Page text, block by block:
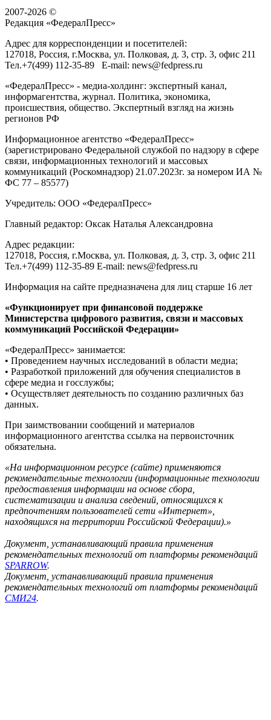
2007-2026 ©
Редакция «ФедералПресс»
Адрес для корреспонденции и посетителей:
127018, Россия, г.Москва, ул. Полковая, д. 3, стр. 3, офис 211
Тел.+7(499) 112-35-89 E-mail: news@fedpress.ru
«ФедералПресс» - медиа-холдинг: экспертный канал,
информагентства, журнал. Политика, экономика,
происшествия, общество. Экспертный взгляд на жизнь
регионов РФ
Информационное агентство «ФедералПресс»
(зарегистрировано Федеральной службой по надзору в сфере
связи, информационных технологий и массовых
коммуникаций (Роскомнадзор) 21.07.2023г. за номером ИА №
ФС 77 – 85577)
Учредитель: ООО «ФедералПресс»
Главный редактор: Оксак Наталья Александровна
Адрес редакции:
127018, Россия, г.Москва, ул. Полковая, д. 3, стр. 3, офис 211
Тел.+7(499) 112-35-89 E-mail: news@fedpress.ru
Информация на сайте предназначена для лиц старше 16 лет
«Функционирует при финансовой поддержке
Министерства цифрового развития, связи и массовых
коммуникаций Российской Федерации»
«ФедералПресс» занимается:
• Проведением научных исследований в области медиа;
• Разработкой приложений для обучения специалистов в
сфере медиа и госслужбы;
• Осуществляет деятельность по созданию различных баз
данных.
При заимствовании сообщений и материалов
информационного агентства ссылка на первоисточник
обязательна.
«На информационном ресурсе (сайте) применяются
рекомендательные технологии (информационные технологии
предоставления информации на основе сбора,
систематизации и анализа сведений, относящихся к
предпочтениям пользователей сети «Интернет»,
находящихся на территории Российской Федерации).»
Документ, устанавливающий правила применения
рекомендательных технологий от платформы рекомендаций
SPARROW.
Документ, устанавливающий правила применения
рекомендательных технологий от платформы рекомендаций
СМИ24.